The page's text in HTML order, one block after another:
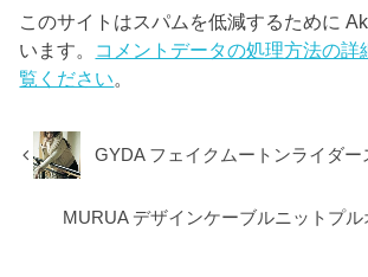
このサイトはスパムを低減するために
います。 コメントデータの処理方法の詳
覧ください。
GYDA フェイクムートンライダー
MURUA デザインケーブルニットプル